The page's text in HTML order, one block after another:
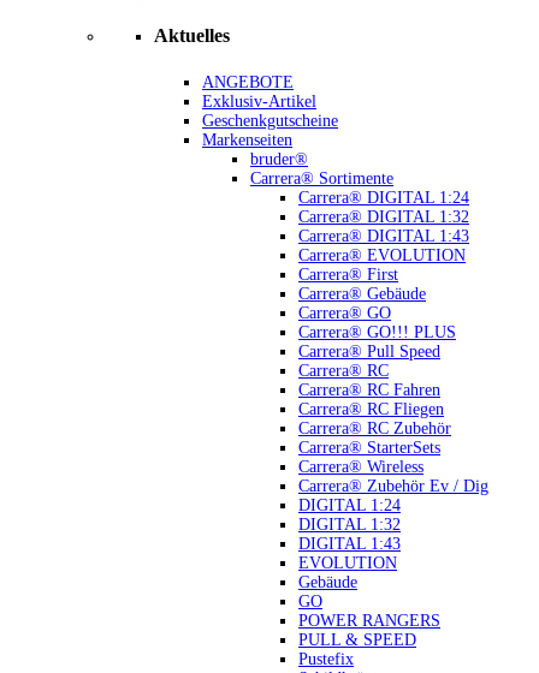
Aktuelles
ANGEBOTE
Exklusiv-Artikel
Geschenkgutscheine
Markenseiten
bruder®
Carrera® Sortimente
Carrera® DIGITAL 1:24
Carrera® DIGITAL 1:32
Carrera® DIGITAL 1:43
Carrera® EVOLUTION
Carrera® First
Carrera® Gebäude
Carrera® GO
Carrera® GO!!! PLUS
Carrera® Pull Speed
Carrera® RC
Carrera® RC Fahren
Carrera® RC Fliegen
Carrera® RC Zubehör
Carrera® StarterSets
Carrera® Wireless
Carrera® Zubehör Ev / Dig
DIGITAL 1:24
DIGITAL 1:32
DIGITAL 1:43
EVOLUTION
Gebäude
GO
POWER RANGERS
PULL & SPEED
Pustefix